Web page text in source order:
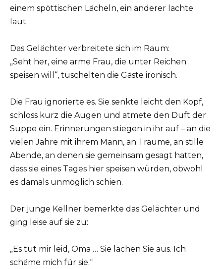
einem spöttischen Lächeln, ein anderer lachte
laut.
Das Gelächter verbreitete sich im Raum:
„Seht her, eine arme Frau, die unter Reichen
speisen will“, tuschelten die Gäste ironisch.
Die Frau ignorierte es. Sie senkte leicht den Kopf,
schloss kurz die Augen und atmete den Duft der
Suppe ein. Erinnerungen stiegen in ihr auf – an die
vielen Jahre mit ihrem Mann, an Träume, an stille
Abende, an denen sie gemeinsam gesagt hatten,
dass sie eines Tages hier speisen würden, obwohl
es damals unmöglich schien.
Der junge Kellner bemerkte das Gelächter und
ging leise auf sie zu:
„Es tut mir leid, Oma … Sie lachen Sie aus. Ich
schäme mich für sie.“